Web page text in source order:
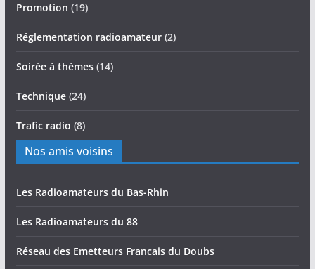
Promotion (19)
Réglementation radioamateur(2)
Soirée à thèmes(14)
Technique(24)
Trafic radio (8)
Nos amis voisins
Les Radioamateurs du Bas-Rhin
Les Radioamateurs du 88
Réseau des Emetteurs Francais du Doubs